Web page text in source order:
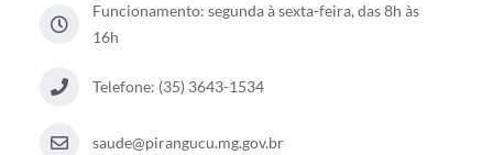
Funcionamento: segunda à sexta-feira, das 8h às
16h
Telefone: (35) 3643-1534
saude@pirangucu.mg.gov.br